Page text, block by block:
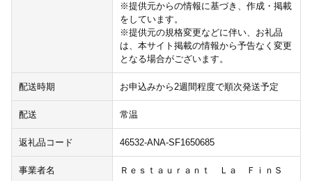
※提供元からの情報に基づき、作成・掲載
をしています。
※提供元の規格変更などに伴い、お礼品
は、本サイト掲載の情報から予告なく変更
となる場合がございます。
配送時期 お申込みから2週間程度で順次発送予定
配送 常温
返礼品コード 46532-ANA-SF1650685
事業者名 Ｒｅｓｔａｕｒａｎｔ Ｌａ ＦｉｎＳ